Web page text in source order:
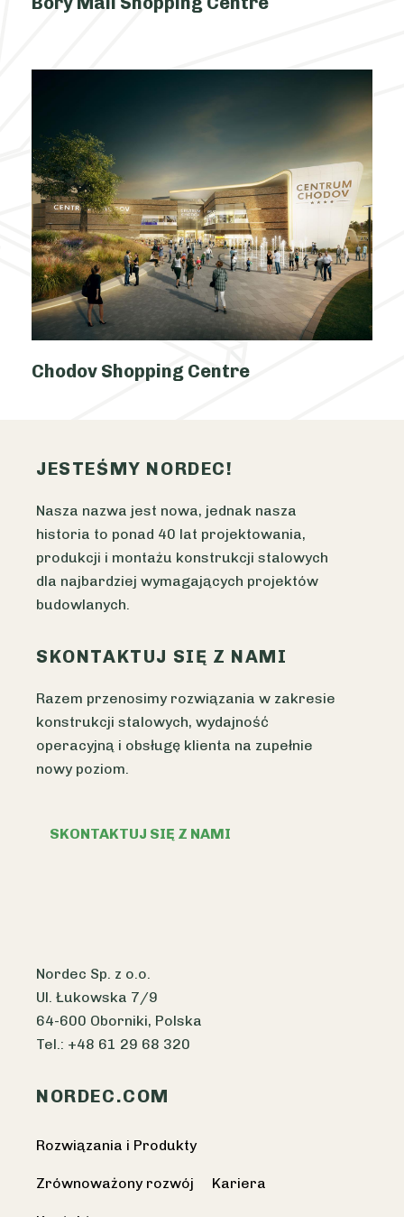
Chodov Shopping Centre
JESTEŚMY NORDEC!
Nasza nazwa jest nowa, jednak nasza
historia to ponad 40 lat projektowania,
produkcji i montażu konstrukcji stalowych
dla najbardziej wymagających projektów
budowlanych.
SKONTAKTUJ SIĘ Z NAMI
Razem przenosimy rozwiązania w zakresie
konstrukcji stalowych, wydajność
operacyjną i obsługę klienta na zupełnie
nowy poziom.
SKONTAKTUJ SIĘ Z NAMI
Nordec Sp. z o.o.
Ul. Łukowska 7/9
64-600 Oborniki, Polska
Tel.: +48 61 29 68 320
NORDEC.COM
Rozwiązania i Produkty
Zrównoważony rozwój Kariera